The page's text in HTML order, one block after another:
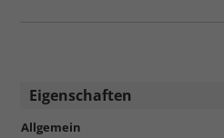
Eigenschaften
Allgemein